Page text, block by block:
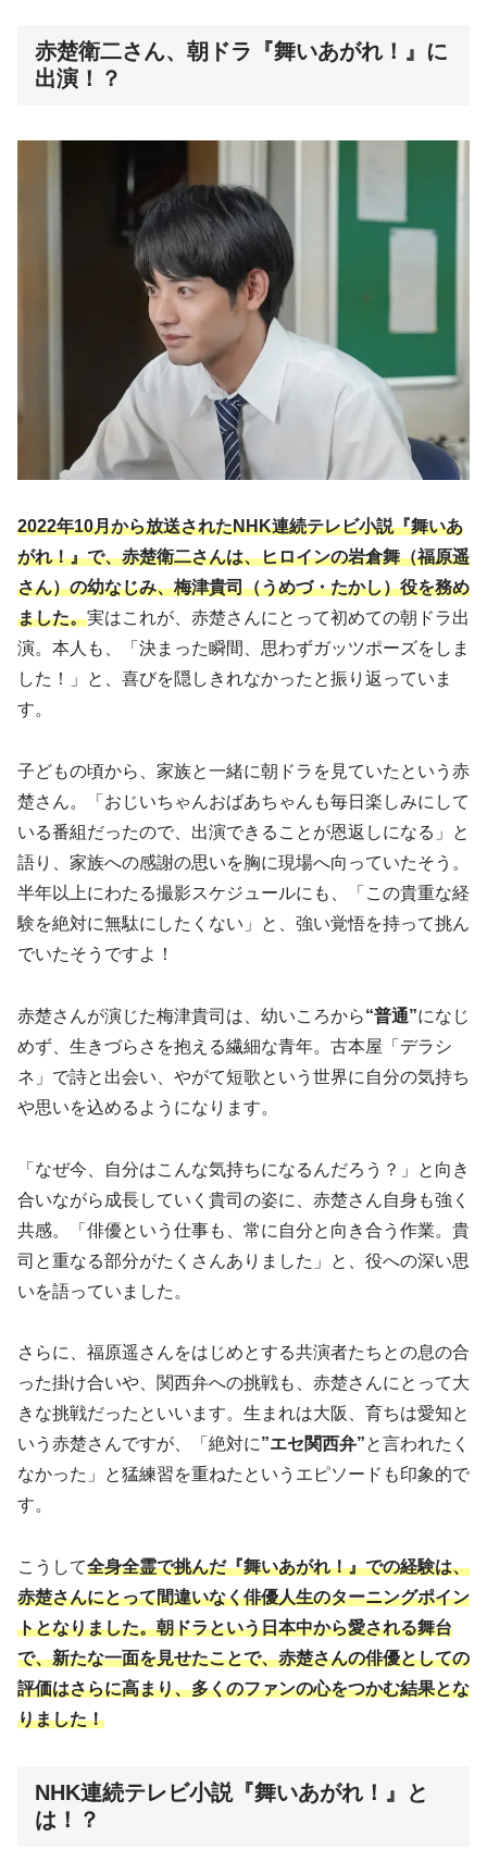
赤楚衛二さん、朝ドラ『舞いあがれ！』に
出演！？
2022年10月から放送されたNHK連続テレビ小説『舞いあ
がれ！』で、赤楚衛二さんは、ヒロインの岩倉舞（福原遥
さん）の幼なじみ、梅津貴司（うめづ・たかし）役を務め
ました。実はこれが、赤楚さんにとって初めての朝ドラ出
演。本人も、「決まった瞬間、思わずガッツポーズをしま
した！」と、喜びを隠しきれなかったと振り返っていま
す。
子どもの頃から、家族と一緒に朝ドラを見ていたという赤
楚さん。「おじいちゃんおばあちゃんも毎日楽しみにして
いる番組だったので、出演できることが恩返しになる」と
語り、家族への感謝の思いを胸に現場へ向っていたそう。
半年以上にわたる撮影スケジュールにも、「この貴重な経
験を絶対に無駄にしたくない」と、強い覚悟を持って挑ん
でいたそうですよ！
赤楚さんが演じた梅津貴司は、幼いころから“普通”になじ
めず、生きづらさを抱える繊細な青年。古本屋「デラシ
ネ」で詩と出会い、やがて短歌という世界に自分の気持ち
や思いを込めるようになります。
「なぜ今、自分はこんな気持ちになるんだろう？」と向き
合いながら成長していく貴司の姿に、赤楚さん自身も強く
共感。「俳優という仕事も、常に自分と向き合う作業。貴
司と重なる部分がたくさんありました」と、役への深い思
いを語っていました。
さらに、福原遥さんをはじめとする共演者たちとの息の合
った掛け合いや、関西弁への挑戦も、赤楚さんにとって大
きな挑戦だったといいます。生まれは大阪、育ちは愛知と
いう赤楚さんですが、「絶対に”エセ関西弁”と言われたく
なかった」と猛練習を重ねたというエピソードも印象的で
す。
こうして全身全霊で挑んだ『舞いあがれ！』での経験は、
赤楚さんにとって間違いなく俳優人生のターニングポイン
トとなりました。朝ドラという日本中から愛される舞台
で、新たな一面を見せたことで、赤楚さんの俳優としての
評価はさらに高まり、多くのファンの心をつかむ結果とな
りました！
NHK連続テレビ小説『舞いあがれ！』と
は！？